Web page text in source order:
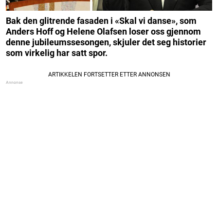
Bak den glitrende fasaden i «Skal vi danse», som
Anders Hoff og Helene Olafsen loser oss gjennom
denne jubileumssesongen, skjuler det seg historier
som virkelig har satt spor.